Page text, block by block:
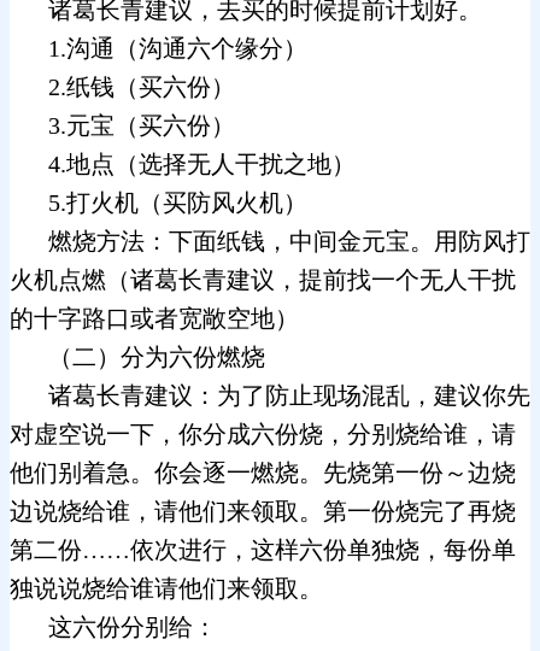
诸葛长青建议，去买的时候提前计划好。
1.沟通（沟通六个缘分）
2.纸钱（买六份）
3.元宝（买六份）
4.地点（选择无人干扰之地）
5.打火机（买防风火机）
燃烧方法：下面纸钱，中间金元宝。用防风打
火机点燃（诸葛长青建议，提前找一个无人干扰
的十字路口或者宽敞空地）
（二）分为六份燃烧
诸葛长青建议：为了防止现场混乱，建议你先
对虚空说一下，你分成六份烧，分别烧给谁，请
他们别着急。你会逐一燃烧。先烧第一份～边烧
边说烧给谁，请他们来领取。第一份烧完了再烧
第二份……依次进行，这样六份单独烧，每份单
独说说烧给谁请他们来领取。
这六份分别给：